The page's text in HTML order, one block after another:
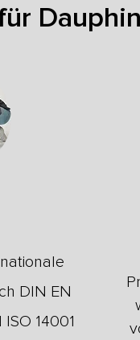
Dauphin
DIN EN
14001